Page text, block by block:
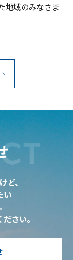
地域のみなさま
ど、
い
さい。